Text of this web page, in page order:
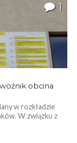
1
obcina
w rozkładzie
W związku z